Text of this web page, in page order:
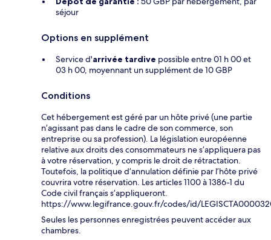
séjour
Options en supplément
Service d'arrivée tardive possible entre 01 h 00 et
03 h 00, moyennant un supplément de 10 GBP
Conditions
Cet hébergement est géré par un hôte privé (une partie
n’agissant pas dans le cadre de son commerce, son
entreprise ou sa profession). La législation européenne
relative aux droits des consommateurs ne s’appliquera pas
à votre réservation, y compris le droit de rétractation.
Toutefois, la politique d’annulation définie par l’hôte privé
couvrira votre réservation. Les articles 1100 à 1386-1 du
Code civil français s’appliqueront.
https://www.legifrance.gouv.fr/codes/id/
Seules les personnes enregistrées peuvent accéder aux
chambres.